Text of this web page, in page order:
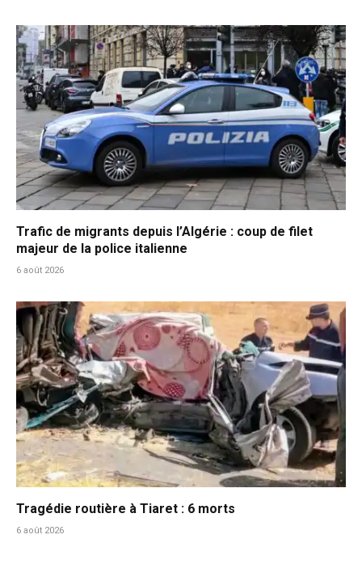
Trafic de migrants depuis l’Algérie : coup de filet
majeur de la police italienne
6 août 2026
Tragédie routière à Tiaret : 6 morts
6 août 2026